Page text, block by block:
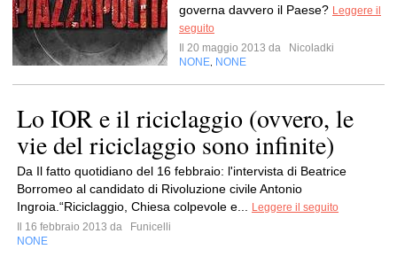
governa davvero il Paese? Leggere il
seguito
Il 20 maggio 2013 da
Nicoladki
NONE NONE
Lo IOR e il riciclaggio (ovvero, le
vie del riciclaggio sono infinite)
Da Il fatto quotidiano del 16 febbraio: l'intervista di Beatrice
Borromeo al candidato di Rivoluzione civile Antonio
Ingroia.“Riciclaggio, Chiesa colpevole e...
Leggere il seguito
Il 16 febbraio 2013 da
Funicelli
NONE